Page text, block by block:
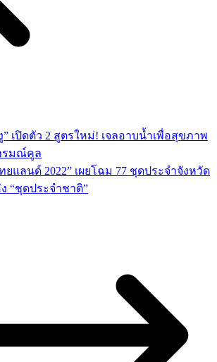
” เปิดตัว 2 สูตรใหม่! เจลอาบน้ำเพื่อสุขภาพ
รมณ์คูล
แลนด์ 2022” เผยโฉม 77 ชุดประจำจังหวัด
“ชุดประจำชาติ”